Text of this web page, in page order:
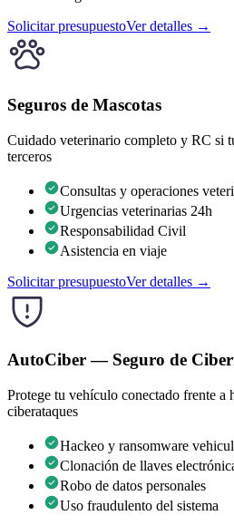
Solicitar presupuestoVer detalles →
Seguros de Mascotas
Cuidado veterinario completo y RC si
terceros
Consultas y operaciones
Urgencias veterinarias 24h
Responsabilidad Civil
Asistencia en viaje
Solicitar presupuestoVer detalles →
AutoCiber — Seguro de
Protege tu vehículo conectado frente a
ciberataques
Hackeo y ransomware
Clonación de llaves
Robo de datos personales
Uso fraudulento del sistema